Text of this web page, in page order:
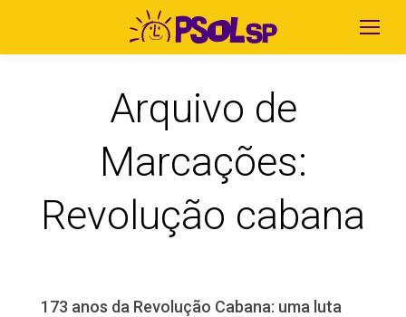
Arquivo de
Marcações:
Revolução cabana
173 anos da Revolução Cabana: uma luta